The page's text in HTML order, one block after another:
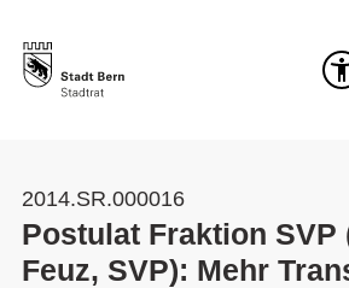
2014.SR.000016
Postulat Fraktion SVP
Feuz, SVP): Mehr